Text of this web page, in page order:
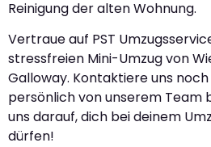
Reinigung der alten Wohnung.
Vertraue auf PST
stressfreien Mini-Umzug von
Galloway. Kontaktiere uns
persönlich von unserem Team
uns darauf, dich bei deinem
dürfen!